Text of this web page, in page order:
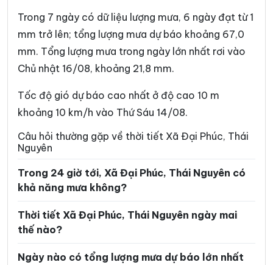
Xã Kha Sơn Xã Kim Phượng
Xã La Bằng Xã La Hiên
Xã Lam Vỹ Xã Nà Phặc
Xã Nam Hòa Xã Ngân Sơn
Xã Nghĩa Tá Xã Nghiên Loan
Xã Nghinh Tường
Xã Phú Bình Xã Phú Đình
Xã Phú Lạc Xã Phú Lương
Xã Phú Thịnh
Trong 7 ngày có dữ liệu lượng mưa, 6 ngày đạt từ 1
mm trở lên; tổng lượng mưa dự báo khoảng 67,0
mm. Tổng lượng mưa trong ngày lớn nhất rơi vào
Chủ nhật 16/08, khoảng 21,8 mm.
Tốc độ gió dự báo cao nhất ở độ cao 10 m
khoảng 10 km/h vào Thứ Sáu 14/08.
Câu hỏi thường gặp về thời tiết Xã Đại Phúc, Thái
Nguyên
Trong 24 giờ tới, Xã Đại Phúc, Thái Nguyên có
khả năng mưa không?
Thời tiết Xã Đại Phúc, Thái Nguyên ngày mai
thế nào?
Ngày nào có tổng lượng mưa dự báo lớn nhất